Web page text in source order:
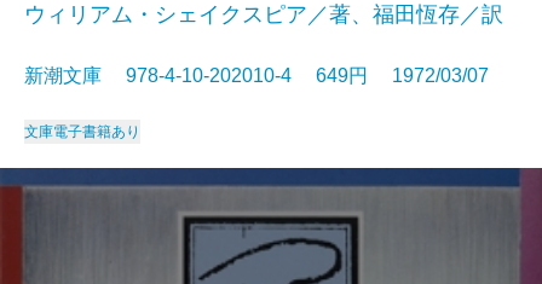
ウィリアム・シェイクスピア／著、福田恆存／訳
新潮文庫 978-4-10-202010-4 649円 1972/03/07
文庫電子書籍あり